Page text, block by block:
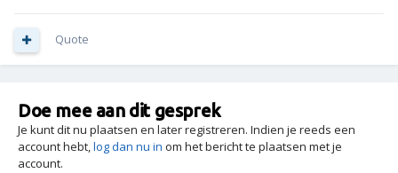
Quote
Doe mee aan dit gesprek
Je kunt dit nu plaatsen en later registreren. Indien je reeds een
account hebt,log dan nu in om het bericht te plaatsen met je
account.